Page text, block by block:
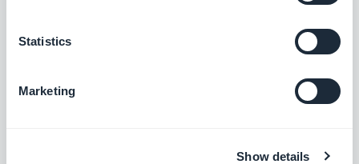
Statistics
Marketing
Show details